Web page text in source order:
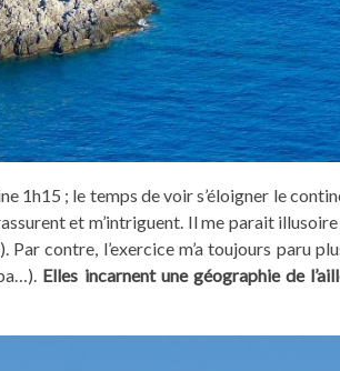
1h15 ; le temps de voir s’éloigner le
et m’intriguent. Il me parait
contre, l’exercice m’a toujours paru
Elles incarnent une géographie de